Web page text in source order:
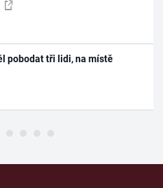
pobodat tři lidi, na místě